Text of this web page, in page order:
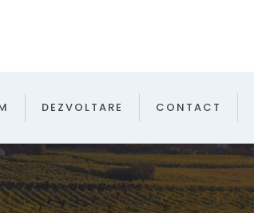
DEZVOLTARE CONTACT